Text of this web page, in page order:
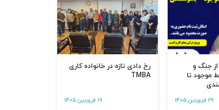
قله زیر پا
اغفال شما و
و برای
از جنگ و
موجود تا
29 فروردین 1405
رخ دادی تازه در خانواده کاری
TMBA
19 فروردین 1405